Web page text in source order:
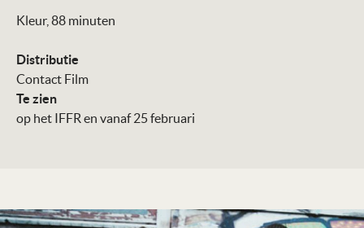
Kleur, 88 minuten
Distributie
Contact Film
Te zien
op het IFFR en vanaf 25 februari